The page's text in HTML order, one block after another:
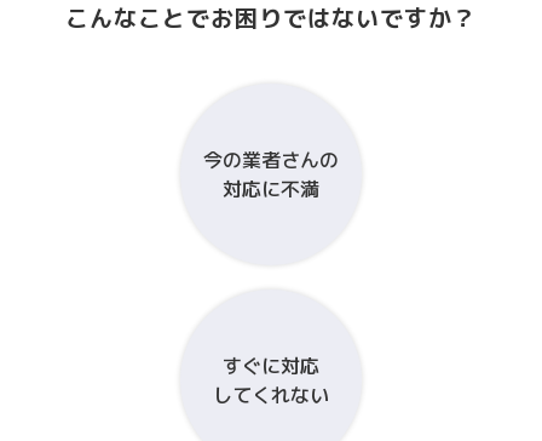
こんなことでお困りではないですか？
今の業者さんの
対応に不満
すぐに対応
してくれない